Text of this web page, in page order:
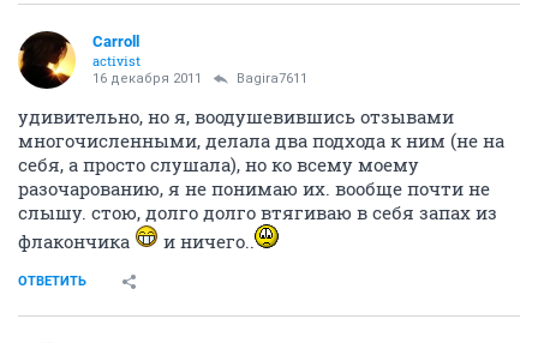
Carroll
activist
16 декабря 2011 Bagira7611
удивительно, но я, воодушевившись отзывами
многочисленными, делала два подхода к ним (не на
себя, а просто слушала), но ко всему моему
разочарованию, я не понимаю их. вообще почти не
слышу. стою, долго долго втягиваю в себя запах из
флакончика
и ничего..
ОТВЕТИТЬ